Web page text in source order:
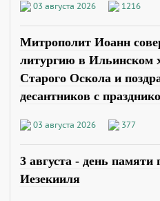
03 августа 2026 1216
Митрополит Иоанн
литургию в Ильинском
Старого Оскола и
десантников с
03 августа 2026 377
3 августа - день памяти
Иезекииля